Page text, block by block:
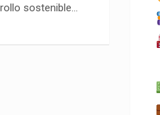
sostenible…